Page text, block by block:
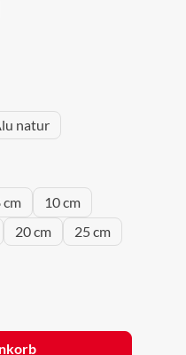
natur
cm
10 cm
20 cm
25 cm
gewünschten